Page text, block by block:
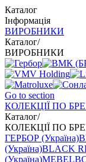
Каталог
Інформація
ВИРОБНИКИ
Каталог/
ВИРОБНИКИ
Go to section
КОЛЕКЦІЇ ПО
Каталог/
КОЛЕКЦІЇ ПО
ГЕРБОР (Україна)
(Україна)BLACK
(Україна)